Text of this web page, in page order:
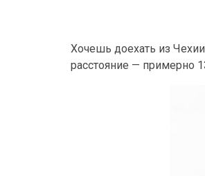
Хочешь доехать из
расстояние — примерно